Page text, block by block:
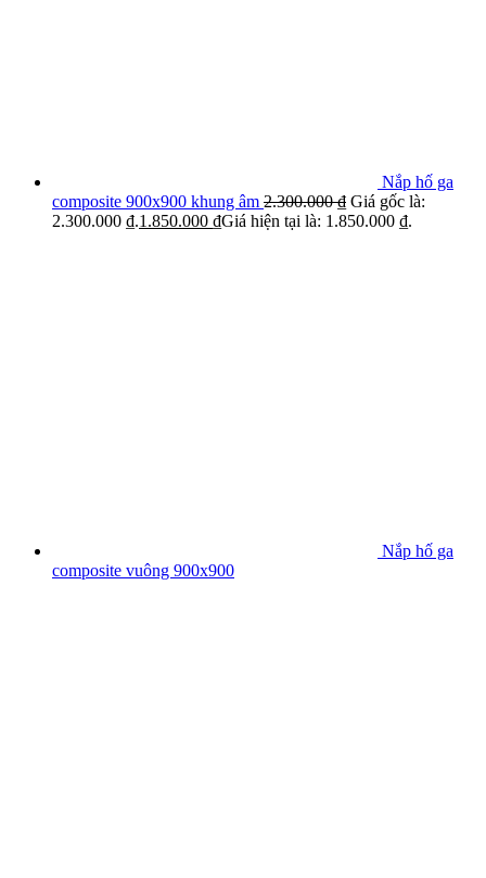
Nắp hố ga
composite 900x900 khung âm 2.300.000₫ Giá gốc là:
2.300.000 ₫.1.850.000 ₫Giá hiện tại là: 1.850.000 ₫.
Nắp hố ga
composite vuông 900x900